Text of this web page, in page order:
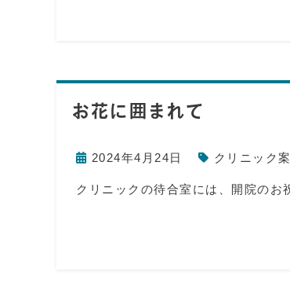
お花に囲まれて
2024年4月24日 クリニック
クリニックの待合室には、開院の